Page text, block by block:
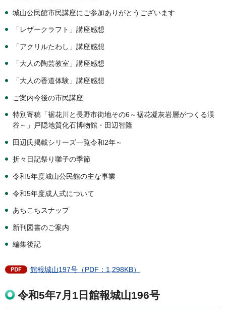
城山公民館市民講座にご参加ありがとうございます
「レザークラフト」講座感想
「アクリルたわし」講座感想
「大人の陶芸教室」講座感想
「大人の香道体験」講座感想
ご案内今後の市民講座
特別寄稿「裾花川と長野市街地その6～裾花凝灰岩層がつくる渓
谷～」戸隠地質化石博物館・田辺智隆
田辺氏掲載シリーズ一覧令和2年～
折々日記祭り囃子の季節
令和5年度城山公民館の主な事業
令和5年度成人式について
あちこちスナップ
新刊図書のご案内
編集後記
館報城山197号（PDF：1,298KB）
令和5年7月1日館報城山196号